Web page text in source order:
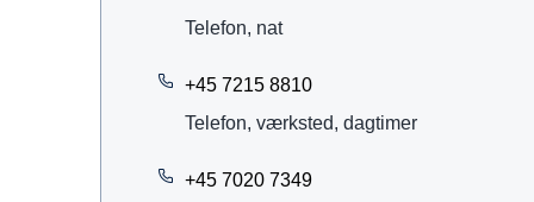
Telefon, nat
+45 7215 8810
Telefon, værksted, dagtimer
+45 7020 7349